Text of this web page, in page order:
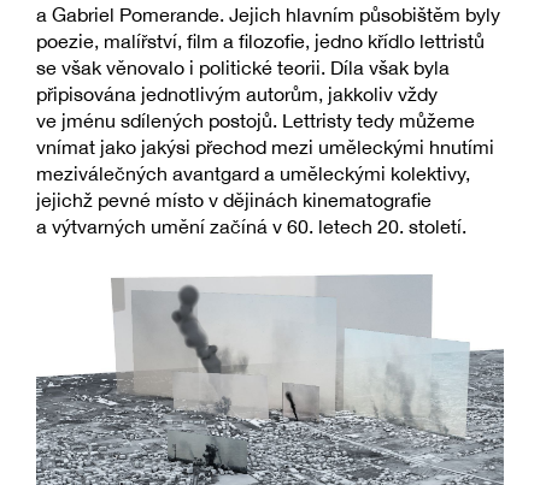
a Gabriel Pomerande. Jejich hlavním působištěm byly
poezie, malířství, film a filozofie, jedno křídlo lettristů
se však věnovalo i politické teorii. Díla však byla
připisována jednotlivým autorům, jakkoliv vždy
ve jménu sdílených postojů. Lettristy tedy můžeme
vnímat jako jakýsi přechod mezi uměleckými hnutími
meziválečných avantgard a uměleckými kolektivy,
jejichž pevné místo v dějinách kinematografie
a výtvarných umění začíná v 60. letech 20. století.